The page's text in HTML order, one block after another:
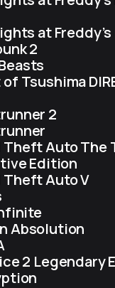
at Freddy’s
2
Tsushima
2
Theft Auto The
Edition
Theft Auto V
Absolution
2 Legendary